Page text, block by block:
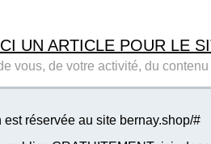
UN ARTICLE POUR LE
vous, de votre activité, du
est réservée au site bernay.shop/#